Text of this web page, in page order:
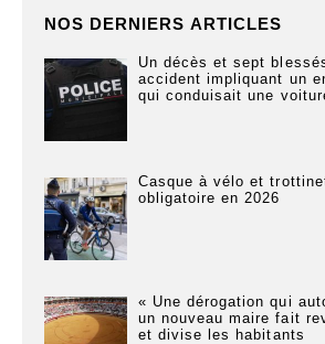
NOS DERNIERS ARTICLES
Un décès et sept
accident impliquant un
qui conduisait une
Casque à vélo et
obligatoire en 2026
« Une dérogation qui
un nouveau maire fait
et divise les habitants